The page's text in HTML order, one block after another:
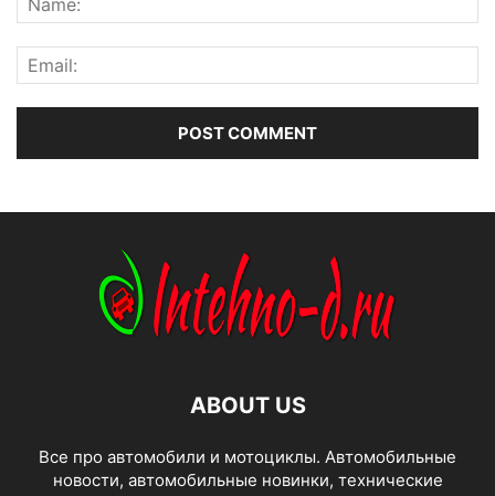
ABOUT US
Все про автомобили и мотоциклы. Автомобильные
новости, автомобильные новинки, технические